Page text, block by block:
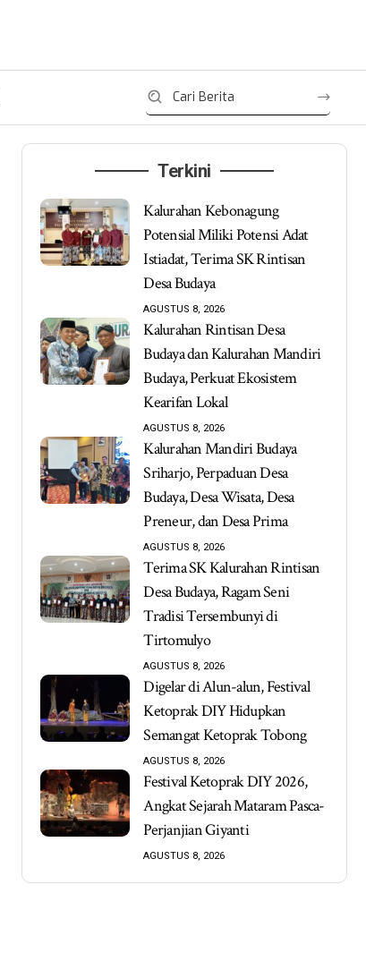
Terkini
Kalurahan Kebonagung
Potensial Miliki Potensi Adat
Istiadat, Terima SK Rintisan
Desa Budaya
AGUSTUS 8, 2026
Kalurahan Rintisan Desa
Budaya dan Kalurahan Mandiri
Budaya, Perkuat Ekosistem
Kearifan Lokal
AGUSTUS 8, 2026
Kalurahan Mandiri Budaya
Sriharjo, Perpaduan Desa
Budaya, Desa Wisata, Desa
Preneur, dan Desa Prima
AGUSTUS 8, 2026
Terima SK Kalurahan Rintisan
Desa Budaya, Ragam Seni
Tradisi Tersembunyi di
Tirtomulyo
AGUSTUS 8, 2026
Digelar di Alun-alun, Festival
Ketoprak DIY Hidupkan
Semangat Ketoprak Tobong
AGUSTUS 8, 2026
Festival Ketoprak DIY 2026,
Angkat Sejarah Mataram Pasca-
Perjanjian Giyanti
AGUSTUS 8, 2026